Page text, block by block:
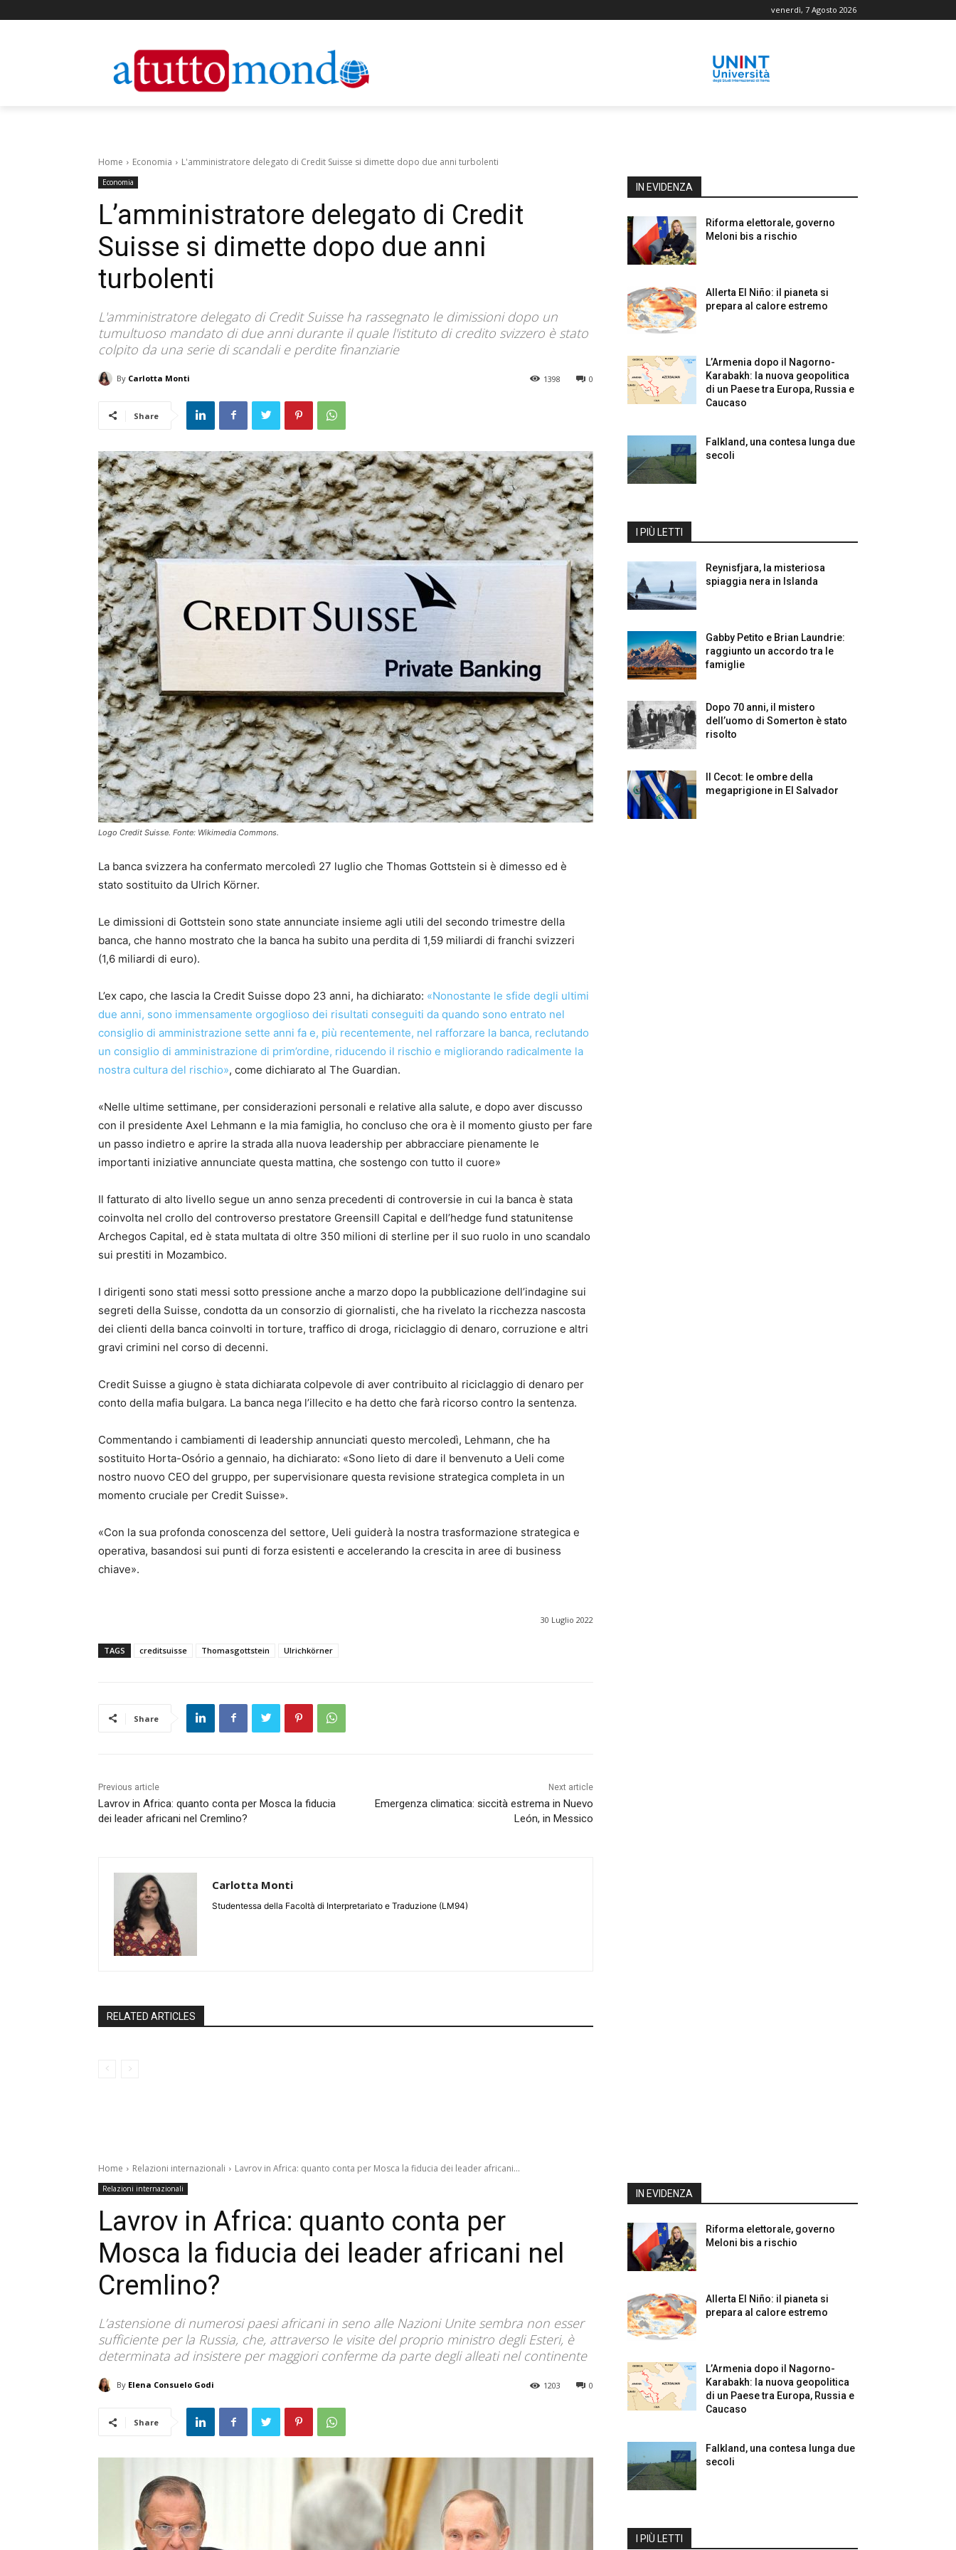
venerdì, 7 Agosto 2026
Home Economia L'amministratore delegato di Credit Suisse si dimette dopo due anni turbolenti
Economia
L’amministratore delegato di Credit
Suisse si dimette dopo due anni
turbolenti
L'amministratore delegato di Credit Suisse ha rassegnato le dimissioni dopo un
tumultuoso mandato di due anni durante il quale l'istituto di credito svizzero è stato
colpito da una serie di scandali e perdite finanziarie
By Carlotta Monti 0
1398
Share
Logo Credit Suisse. Fonte: Wikimedia Commons.
La banca svizzera ha confermato mercoledì 27 luglio che Thomas Gottstein si è dimesso ed è
stato sostituito da Ulrich Körner.
Le dimissioni di Gottstein sono state annunciate insieme agli utili del secondo trimestre della
banca, che hanno mostrato che la banca ha subito una perdita di 1,59 miliardi di franchi svizzeri
(1,6 miliardi di euro).
L’ex capo, che lascia la Credit Suisse dopo 23 anni, ha dichiarato: «Nonostante le sfide degli ultimi
due anni, sono immensamente orgoglioso dei risultati conseguiti da quando sono entrato nel
consiglio di amministrazione sette anni fa e, più recentemente, nel rafforzare la banca, reclutando
un consiglio di amministrazione di prim’ordine, riducendo il rischio e migliorando radicalmente la
nostra cultura del rischio», come dichiarato al The Guardian.
«Nelle ultime settimane, per considerazioni personali e relative alla salute, e dopo aver discusso
con il presidente Axel Lehmann e la mia famiglia, ho concluso che ora è il momento giusto per fare
un passo indietro e aprire la strada alla nuova leadership per abbracciare pienamente le
importanti iniziative annunciate questa mattina, che sostengo con tutto il cuore»
Il fatturato di alto livello segue un anno senza precedenti di controversie in cui la banca è stata
coinvolta nel crollo del controverso prestatore Greensill Capital e dell’hedge fund statunitense
Archegos Capital, ed è stata multata di oltre 350 milioni di sterline per il suo ruolo in uno scandalo
sui prestiti in Mozambico.
I dirigenti sono stati messi sotto pressione anche a marzo dopo la pubblicazione dell’indagine sui
segreti della Suisse, condotta da un consorzio di giornalisti, che ha rivelato la ricchezza nascosta
dei clienti della banca coinvolti in torture, traffico di droga, riciclaggio di denaro, corruzione e altri
gravi crimini nel corso di decenni.
Credit Suisse a giugno è stata dichiarata colpevole di aver contribuito al riciclaggio di denaro per
conto della mafia bulgara. La banca nega l’illecito e ha detto che farà ricorso contro la sentenza.
Commentando i cambiamenti di leadership annunciati questo mercoledì, Lehmann, che ha
sostituito Horta-Osório a gennaio, ha dichiarato: «Sono lieto di dare il benvenuto a Ueli come
nostro nuovo CEO del gruppo, per supervisionare questa revisione strategica completa in un
momento cruciale per Credit Suisse».
«Con la sua profonda conoscenza del settore, Ueli guiderà la nostra trasformazione strategica e
operativa, basandosi sui punti di forza esistenti e accelerando la crescita in aree di business
chiave».
30 Luglio 2022
TAGS creditsuisse Thomasgottstein Ulrichkörner
Share
Previous article
Lavrov in Africa: quanto conta per Mosca la fiducia
dei leader africani nel Cremlino?
Next article
Emergenza climatica: siccità estrema in Nuevo
León, in Messico
Carlotta Monti
Studentessa della Facoltà di Interpretariato e Traduzione (LM94)
RELATED ARTICLES
IN EVIDENZA
Riforma elettorale, governo
Meloni bis a rischio
Allerta El Niño: il pianeta si
prepara al calore estremo
L’Armenia dopo il Nagorno-
Karabakh: la nuova geopolitica
di un Paese tra Europa, Russia e
Caucaso
Falkland, una contesa lunga due
secoli
I PIÙ LETTI
Reynisfjara, la misteriosa
spiaggia nera in Islanda
Gabby Petito e Brian Laundrie:
raggiunto un accordo tra le
famiglie
Dopo 70 anni, il mistero
dell’uomo di Somerton è stato
risolto
Il Cecot: le ombre della
megaprigione in El Salvador